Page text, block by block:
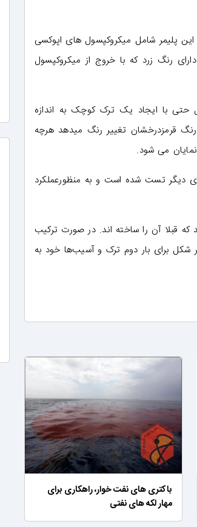
پلیمر شامل میکروکپسول های اپوکسی
رنگ زرد که با خروج از میکروکپسول
با ایجاد یک ترک کوچک به اندازه
قرمزدرخشان تغییر رنگ میدهد هرچه
می شود.
دیگر تست شده است و به منظورعملکرد
قبلا آن را ساخته اند. در صورت ترکیب
شکل برای بار دوم ترک و آسیب‌ها خود به
باکتری های نفت خوار، راهکاری برای
مهار لکه های نفتی